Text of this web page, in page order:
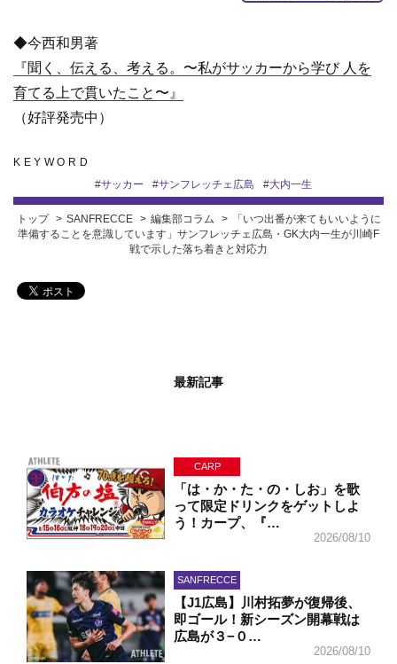
◆今西和男著
『聞く、伝える、考える。〜私がサッカーから学び 人を
育てる上で貫いたこと〜』
（好評発売中）
KEYWORD
#サッカー #サンフレッチェ広島 #大内一生
トップ SANFRECCE 編集部コラム
「いつ出番が来てもいいように
準備することを意識しています」サンフレッチェ広島・GK大内一生が川崎F
戦で示した落ち着きと対応力
最新記事
CARP
「は・か・た・の・しお」を歌
って限定ドリンクをゲットしよ
う！カープ、『…
2026/08/10
SANFRECCE
【J1広島】川村拓夢が復帰後、
即ゴール！新シーズン開幕戦は
広島が３−０…
2026/08/10